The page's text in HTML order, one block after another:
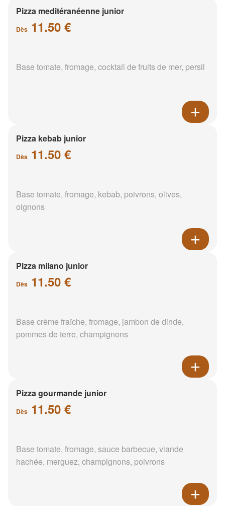
Pizza meditéranéenne junior
Dès 11.50 €
Base tomate, fromage, cocktail de fruits de mer, persil
Pizza kebab junior
Dès 11.50 €
Base tomate, fromage, kebab, poivrons, olives,
oignons
Pizza milano junior
Dès 11.50 €
Base crème fraîche, fromage, jambon de dinde,
pommes de terre, champignons
Pizza gourmande junior
Dès 11.50 €
Base tomate, fromage, sauce barbecue, viande
hachée, merguez, champignons, poivrons